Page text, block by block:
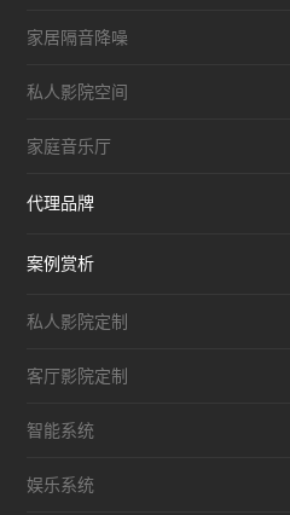
家居隔音降噪
私人影院空间
家庭音乐厅
代理品牌
案例赏析
私人影院定制
客厅影院定制
智能系统
娱乐系统